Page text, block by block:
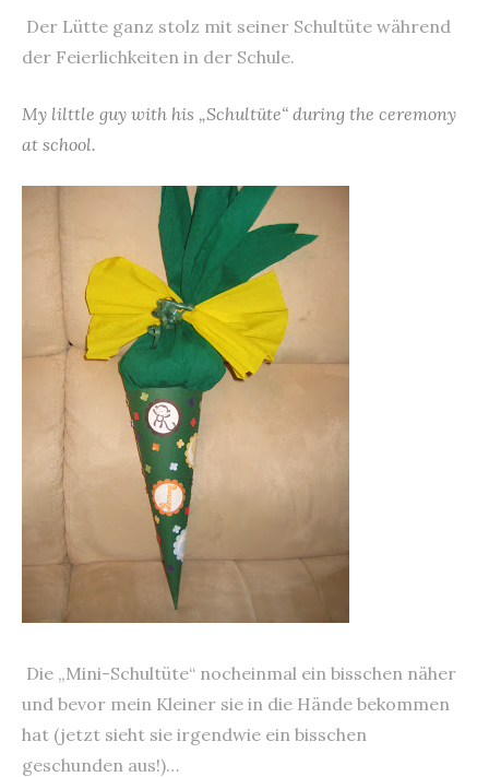
Der Lütte ganz stolz mit seiner Schultüte während
der Feierlichkeiten in der Schule.
My lilttle guy with his „Schultüte“ during the ceremony
at school.
Die „Mini-Schultüte“ nocheinmal ein bisschen näher
und bevor mein Kleiner sie in die Hände bekommen
hat (jetzt sieht sie irgendwie ein bisschen
geschunden aus!)…